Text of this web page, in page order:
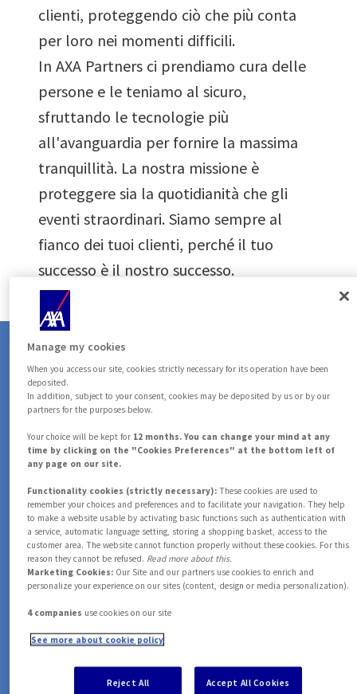
clienti, proteggendo ciò che più conta
per loro nei momenti difficili.
In AXA Partners ci prendiamo cura delle
persone e le teniamo al sicuro,
sfruttando le tecnologie più
all'avanguardia per fornire la massima
tranquillità. La nostra missione è
proteggere sia la quotidianità che gli
eventi straordinari. Siamo sempre al
fianco dei tuoi clienti, perché il tuo
successo è il nostro successo.
+
0
2
3
4
5
6
7
,
3
4
5
6
7
90
1
2
3
5
0
1
2
3
5
+
1
2
3
4
5
7
8
9,0
1
2
3
0
1
2
3
0
1
2
3
Collaboratori nel mondo
0
1
2
3
0
1
2
3
4
5
/
0
1
3
4
5
6
7
8
Call center dedicati
Manage my cookies
When you access our site, cookies strictly necessary for its operation have been
deposited.
In addition, subject to your consent, cookies may be deposited by us or by our
partners for the purposes below.
Your choice will be kept for 12 months. You can change your mind at any
time by clicking on the "Cookies Preferences" at the bottom left of
any page on our site.
Functionality cookies (strictly necessary):These cookies are used to
remember your choices and preferences and to facilitate your navigation. They help
to make a website usable by activating basic functions such as authentication with
a service, automatic language setting, storing a shopping basket, access to the
customer area. The website cannot function properly without these cookies. For this
reason they cannot be refused. Read more about this.
Marketing Cookies: Our Site and our partners use cookies to enrich and
personalize your experience on our sites (content, design or media personalization).
4 companies use cookies on our site
See more about cookie policy
Reject All Accept All Cookies